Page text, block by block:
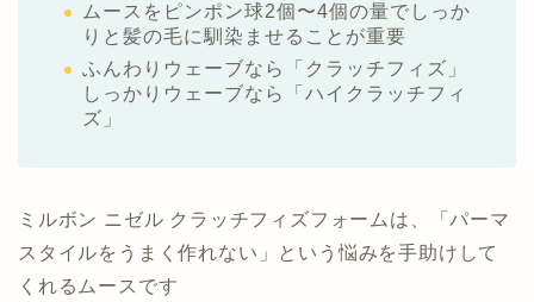
ムースをピンポン球2個〜4個の量でしっか
りと髪の毛に馴染ませることが重要
ふんわりウェーブなら「クラッチフィズ」
しっかりウェーブなら「ハイクラッチフィ
ズ」
ミルボン ニゼル クラッチフィズフォームは、「パーマ
スタイルをうまく作れない」という悩みを手助けして
くれるムースです